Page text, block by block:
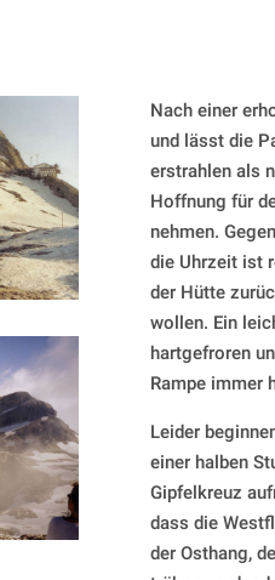
Nach einer
und lässt die
erstrahlen als
Hoffnung für
nehmen.
die Uhrzeit ist
der Hütte
wollen. Ein
hartgefroren
Rampe immer
Leider
einer halben
Gipfelkreuz
dass die
der Osthang,